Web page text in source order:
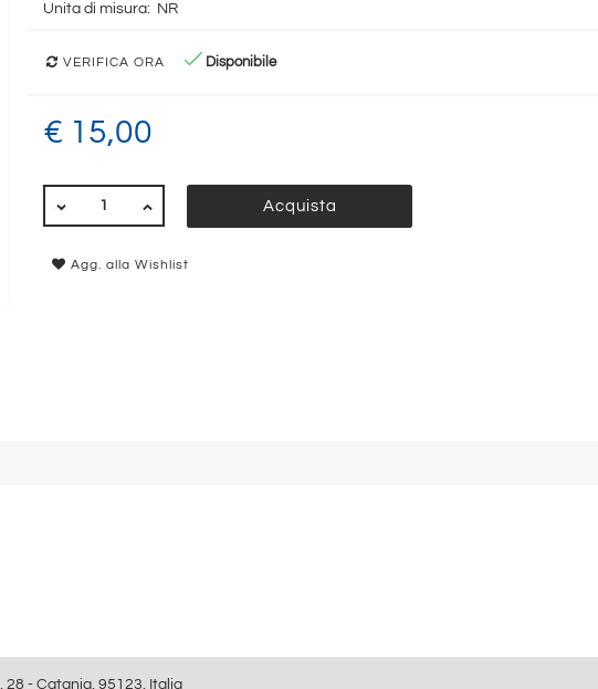
Unita di misura:
NR
VERIFICA ORA Disponibile
€ 15,00
Acquista
Agg. alla Wishlist
28 - Catania, 95123, Italia